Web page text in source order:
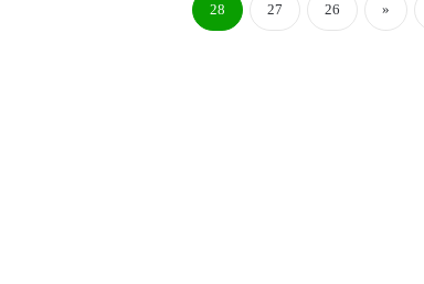
«
26
27
28